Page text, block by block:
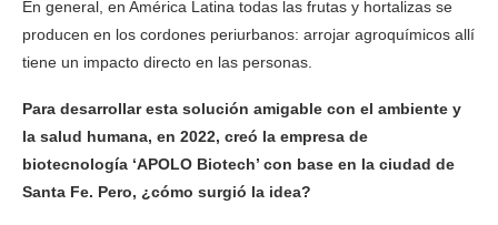
En general, en América Latina todas las frutas y hortalizas se
producen en los cordones periurbanos: arrojar agroquímicos allí
tiene un impacto directo en las personas.
Para desarrollar esta solución amigable con el ambiente y
la salud humana, en 2022, creó la empresa de
biotecnología ‘APOLO Biotech’ con base en la ciudad de
Santa Fe. Pero, ¿cómo surgió la idea?